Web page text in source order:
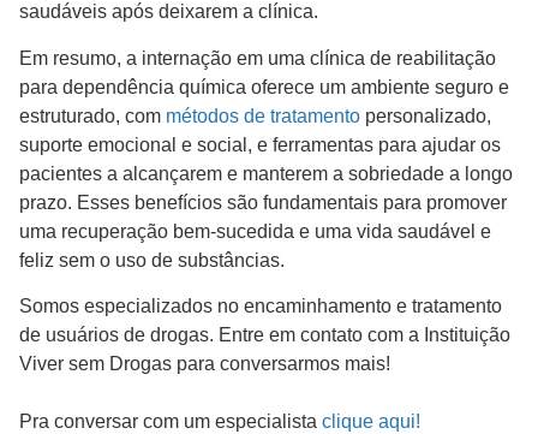
saudáveis após deixarem a clínica.
Em resumo, a internação em uma clínica de reabilitação
para dependência química oferece um ambiente seguro e
estruturado, com métodos de tratamento personalizado,
suporte emocional e social, e ferramentas para ajudar os
pacientes a alcançarem e manterem a sobriedade a longo
prazo. Esses benefícios são fundamentais para promover
uma recuperação bem-sucedida e uma vida saudável e
feliz sem o uso de substâncias.
Somos especializados no encaminhamento e tratamento
de usuários de drogas. Entre em contato com a Instituição
Viver sem Drogas para conversarmos mais!
Pra conversar com um especialista clique aqui!